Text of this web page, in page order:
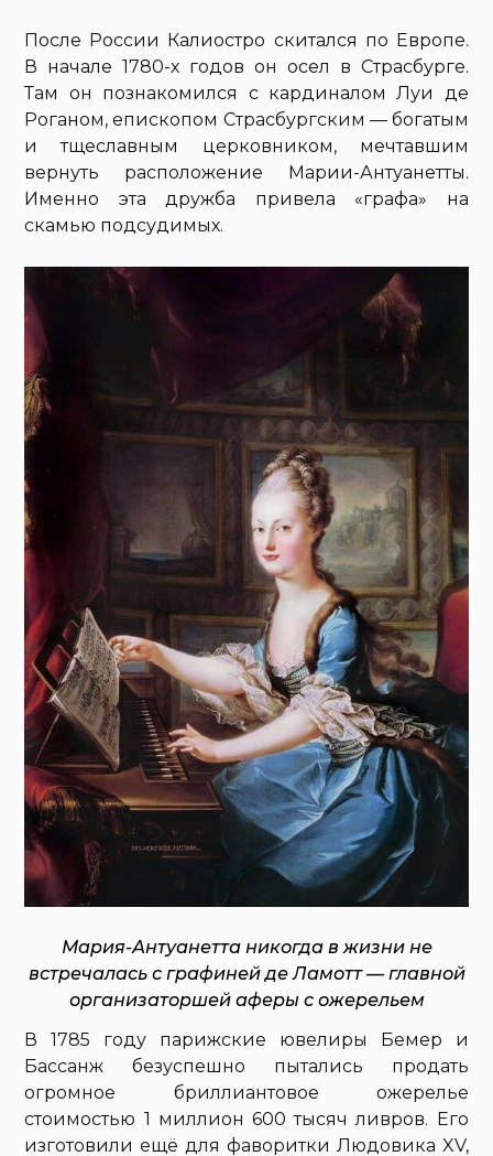
После России Калиостро скитался по Европе.
В начале 1780-х годов он осел в Страсбурге.
Там он познакомился с кардиналом Луи де
Роганом, епископом Страсбургским — богатым
и тщеславным церковником, мечтавшим
вернуть расположение Марии-Антуанетты.
Именно эта дружба привела «графа» на
скамью подсудимых.
Мария-Антуанетта никогда в жизни не
встречалась с графиней де Ламотт — главной
организаторшей аферы с ожерельем
В 1785 году парижские ювелиры Бемер и
Бассанж безуспешно пытались продать
огромное бриллиантовое ожерелье
стоимостью 1 миллион 600 тысяч ливров. Его
изготовили ещё для фаворитки Людовика XV,